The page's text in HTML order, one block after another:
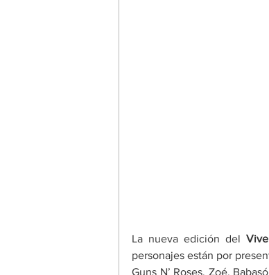
La nueva edición del
personajes están por
Guns N’ Roses, Zoé,